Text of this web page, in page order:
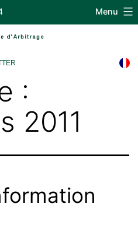
Menu
:
2011